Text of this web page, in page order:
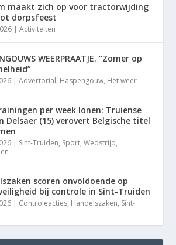
maakt zich op voor tractorwijding
dorpsfeest
|Activiteiten
WEERPRAATJE. “Zomer op
|Advertorial, Haspengouw, Het weer
per week lonen: Truiense
Delsaer (15) verovert Belgische titel
| Sint-Truiden, Sport,Wedstrijd,
scoren onvoldoende op
bij controle in Sint-Truiden
| Controleacties, Handelszaken, Sint-